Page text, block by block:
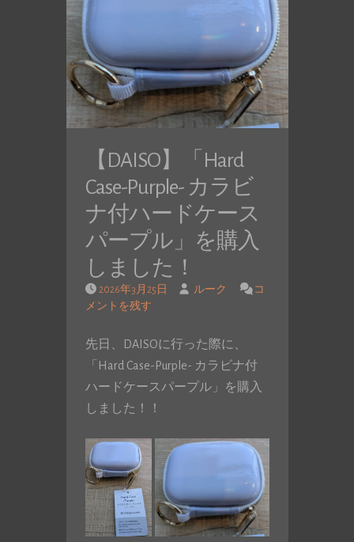
【DAISO】「Hard
Case-Purple- カラビ
ナ付ハードケース
パープル」を購入
しました！
2026年3月25日 ルーク
コ
メントを残す
先日、DAISOに行った際に、
「Hard Case-Purple- カラビナ付
ハードケースパープル」を購入
しました！！